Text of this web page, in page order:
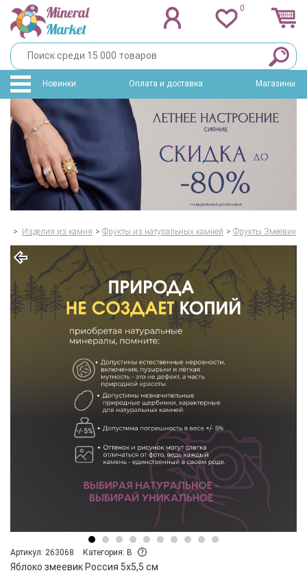
0
Новинки Оплата и доставка Магазины
> Изделия из камня > Фрукты из натуральных камней > Фрукты Змеевик
Артикул: 263068 Категория: B
Яблоко змеевик Россия 5х5,5 см